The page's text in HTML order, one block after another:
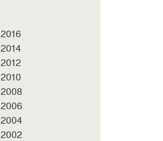
2016
2014
2012
2010
2008
2006
2004
2002